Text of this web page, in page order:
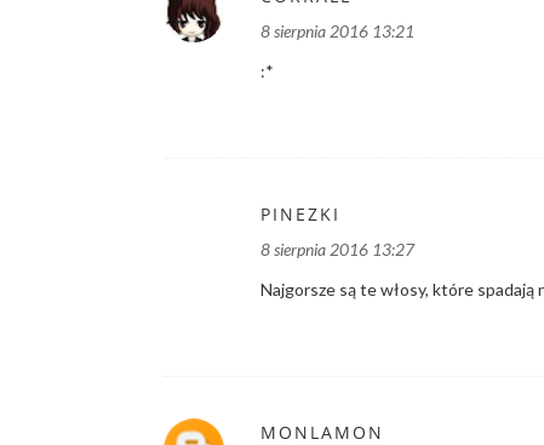
8 sierpnia 2016 13:21
:*
PINEZKI
8 sierpnia 2016 13:27
Najgorsze są te włosy, które spadają
MONLAMON